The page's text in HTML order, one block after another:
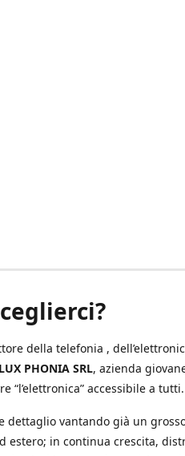
della telefonia ,
LUX PHONIA SRL, azienda
“l’elettronica” accessibile a tutti.
dettaglio vantando già un
estero; in continua crescita,